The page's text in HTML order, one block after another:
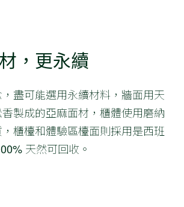
，更永續
盡可能選用永續材料，牆面用天
製成的亞麻面材，櫃體使用磨納
櫃檯和體驗區檯面則採用是西班
天然可回收。